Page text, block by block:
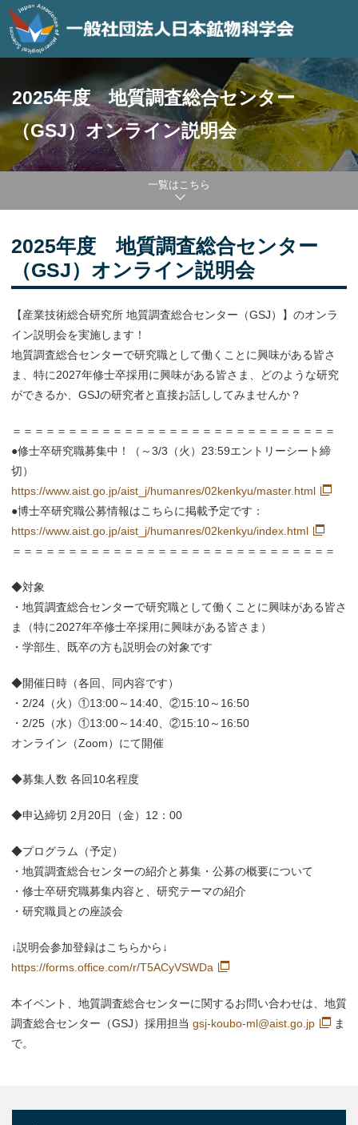
2025年度 地質調査総合センター
（GSJ）オンライン説明会
一覧はこちら
2025年度 地質調査総合センター
（GSJ）オンライン説明会
【産業技術総合研究所 地質調査総合センター（GSJ）】のオンラ
イン説明会を実施します！
地質調査総合センターで研究職として働くことに興味がある皆さ
ま、特に2027年修士卒採用に興味がある皆さま、どのような研究
ができるか、GSJの研究者と直接お話ししてみませんか？
＝＝＝＝＝＝＝＝＝＝＝＝＝＝＝＝＝＝＝＝＝＝＝＝＝＝＝＝＝
●修士卒研究職募集中！（～3/3（火）23:59エントリーシート締
切）
https://www.aist.go.jp/aist_j/humanres/02kenkyu/master.html
●博士卒研究職公募情報はこちらに掲載予定です：
https://www.aist.go.jp/aist_j/humanres/02kenkyu/index.html
＝＝＝＝＝＝＝＝＝＝＝＝＝＝＝＝＝＝＝＝＝＝＝＝＝＝＝＝＝
◆対象
・地質調査総合センターで研究職として働くことに興味がある皆さ
ま（特に2027年卒修士卒採用に興味がある皆さま）
・学部生、既卒の方も説明会の対象です
◆開催日時（各回、同内容です）
・2/24（火）①13:00～14:40、②15:10～16:50
・2/25（水）①13:00～14:40、②15:10～16:50
オンライン（Zoom）にて開催
◆募集人数 各回10名程度
◆申込締切 2月20日（金）12：00
◆プログラム（予定）
・地質調査総合センターの紹介と募集・公募の概要について
・修士卒研究職募集内容と、研究テーマの紹介
・研究職員との座談会
↓説明会参加登録はこちらから↓
https://forms.office.com/r/T5ACyVSWDa
本イベント、地質調査総合センターに関するお問い合わせは、地質
調査総合センター（GSJ）採用担当 gsj-koubo-ml@aist.go.jp
ま
で。